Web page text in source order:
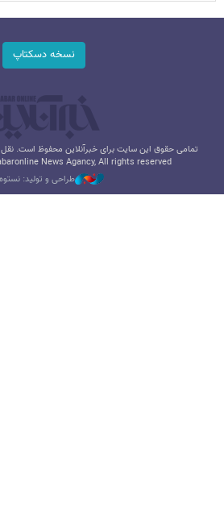
نسخه دسکتاپ
تمامی حقوق این سایت برای خبرآنلاین محفوظ است. نقل
News Agancy, All rights reserved
طراحی و تولید: نستوه